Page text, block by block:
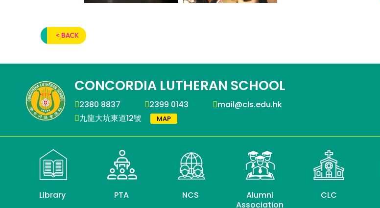
< BACK
CONCORDIA LUTHERAN SCHOOL
2380 8837 2399 0143
mail@cls.edu.hk
九龍大坑東道12號
MAP
Library PTA NCS
Alumni
Association
CLC